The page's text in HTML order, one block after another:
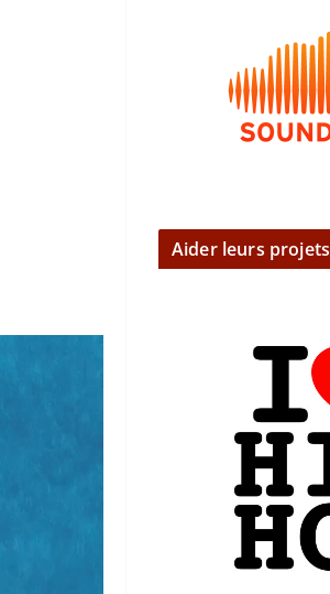
Aider leurs projets